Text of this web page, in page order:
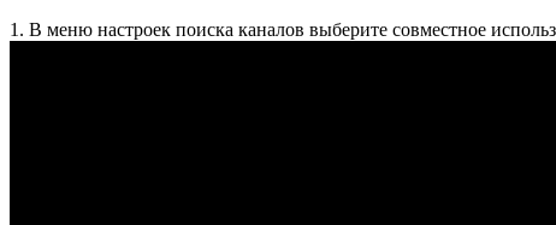
1. В меню настроек поиска каналов выберите совместное